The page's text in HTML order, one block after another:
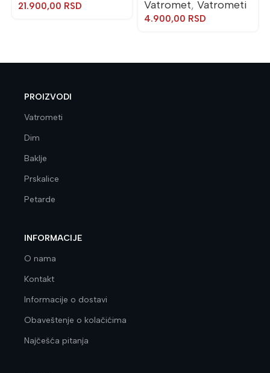
21.900,00 RSD Vatromet, Vatrometi
4.900,00 RSD
PROIZVODI
Vatrometi
Dim
Baklje
Prskalice
Petarde
INFORMACIJE
O nama
Kontakt
Informacije o dostavi
Obaveštenje o kolačićima
Najčešća pitanja